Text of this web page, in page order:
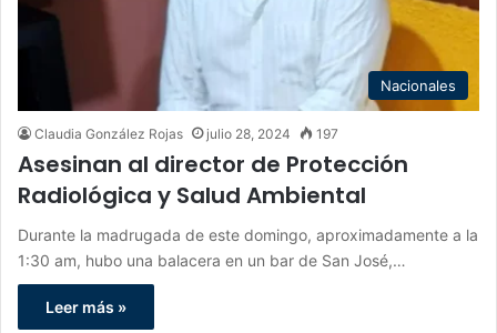
Nacionales
Claudia González Rojas julio 28, 2024 197
Asesinan al director de Protección
Radiológica y Salud Ambiental
Durante la madrugada de este domingo, aproximadamente a la
1:30 am, hubo una balacera en un bar de San José,…
Leer más »